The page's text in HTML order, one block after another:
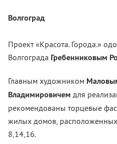
Волгоград
Проект «Красота. Города.»
Волгограда Гребенниковым
Главным художником
Владимировичем для
рекомендованы торцевые
жилых домов,
8,14,16.